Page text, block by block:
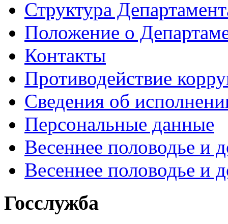
Структура
Положение о
Контакты
Противодействие
Сведения об
Персональные данные
Весеннее половодье и
Весеннее половодье и
Госслужба